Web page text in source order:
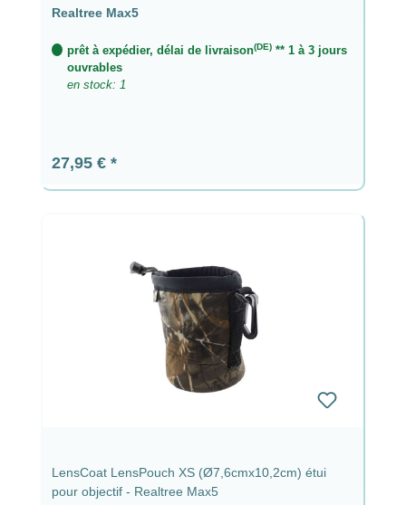
Realtree Max5
prêt à expédier, délai de livraison(DE)** 1 à 3 jours
ouvrables
en stock: 1
Prix régulier :
27,95 €
LensCoat LensPouch XS (Ø7,6cmx10,2cm) étui
pour objectif - Realtree Max5